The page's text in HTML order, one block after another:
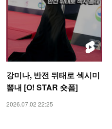
강미나, 반전 뒤태로 섹시미
뽐내 [O! STAR 숏폼]
2026.07.02 22:25